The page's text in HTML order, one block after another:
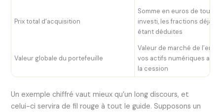
Prix total d’acquisition
Somme en euros de tout
investi, les fractions déjà
étant déduites
Valeur globale du portefeuille
Valeur de marché de
vos actifs numériques au
la cession
Un exemple chiffré vaut mieux qu’un long discours, et
celui-ci servira de fil rouge à tout le guide. Supposons un